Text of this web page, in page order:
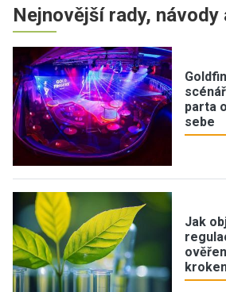
Nejnovější rady, návody
parta
sebe
Jak